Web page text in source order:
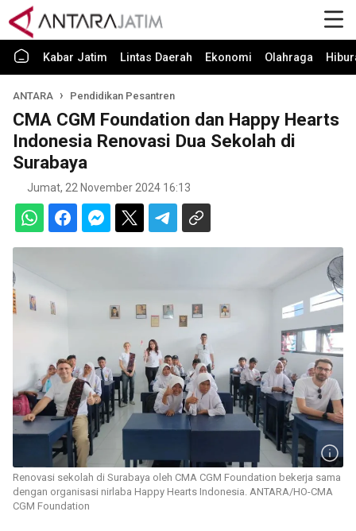
Kabar Jatim Lintas Daerah Ekonomi Olahraga
ANTARA Pendidikan Pesantren
CMA CGM Foundation dan Happy Hearts
Indonesia Renovasi Dua Sekolah di
Surabaya
Jumat, 22 November 2024 16:13
Renovasi sekolah di Surabaya oleh CMA CGM Foundation bekerja sama
dengan organisasi nirlaba Happy Hearts Indonesia. ANTARA/HO-CMA
CGM Foundation